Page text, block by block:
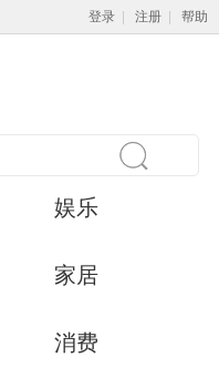
登录 注册 帮助
娱乐
家居
消费